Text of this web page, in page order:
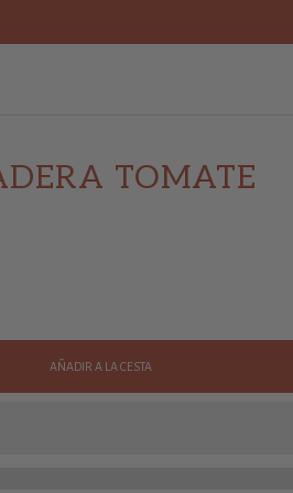
TOMATE
AÑADIR A LA CESTA